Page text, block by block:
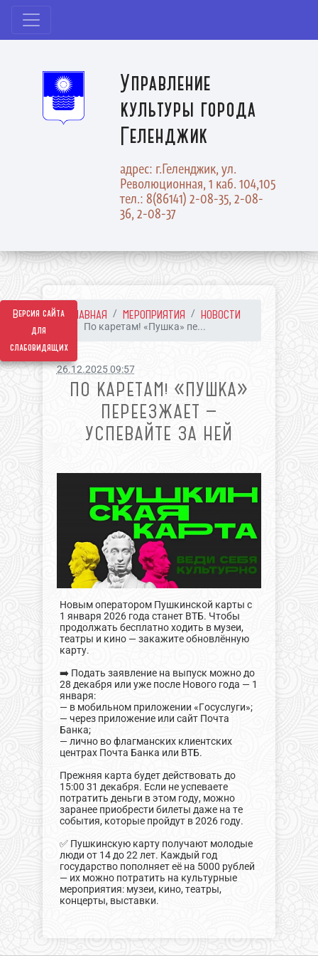
Версия сайта
для
слабовидящих
Управление
культуры города
Геленджик
адрес: г.Геленджик, ул.
Революционная, 1 каб. 104,105
тел.: 8(86141) 2-08-35, 2-08-
36, 2-08-37
ГЛАВНАЯ МЕРОПРИЯТИЯ НОВОСТИ
По каретам! «Пушка» пе...
26.12.2025 09:57
ПО КАРЕТАМ! «ПУШКА»
ПЕРЕЕЗЖАЕТ —
УСПЕВАЙТЕ ЗА НЕЙ
Новым оператором Пушкинской карты с
1 января 2026 года станет ВТБ. Чтобы
продолжать бесплатно ходить в музеи,
театры и кино — закажите обновлённую
карту.
➡️ Подать заявление на выпуск можно до
28 декабря или уже после Нового года — 1
января:
— в мобильном приложении «Госуслуги»;
— через приложение или сайт Почта
Банка;
— лично во флагманских клиентских
центрах Почта Банка или ВТБ.
Прежняя карта будет действовать до
15:00 31 декабря. Если не успеваете
потратить деньги в этом году, можно
заранее приобрести билеты даже на те
события, которые пройдут в 2026 году.
✅ Пушкинскую карту получают молодые
люди от 14 до 22 лет. Каждый год
государство пополняет её на 5000 рублей
— их можно потратить на культурные
мероприятия: музеи, кино, театры,
концерты, выставки.